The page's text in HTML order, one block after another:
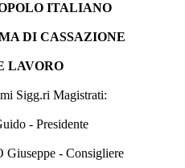
ITALIANO
DI CASSAZIONE
LAVORO
Sigg.ri Magistrati:
- Presidente
- Consigliere